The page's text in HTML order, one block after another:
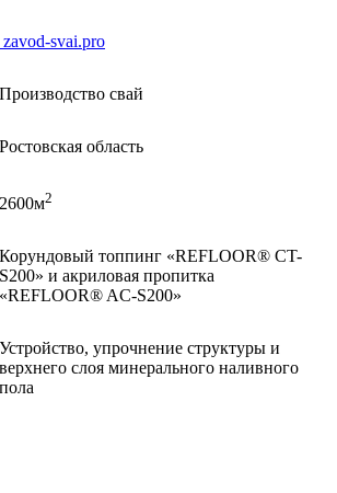
zavod-svai.pro
Производство свай
Ростовская область
2600м2
Корундовый топпинг «REFLOOR® CT-
S200» и акриловая пропитка
«REFLOOR® AC-S200»
Устройство, упрочнение структуры и
верхнего слоя минерального наливного
пола